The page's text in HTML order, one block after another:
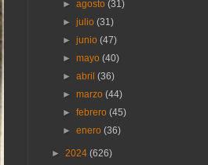
►agosto(31)
►julio(31)
►junio(47)
►mayo(40)
►abril(36)
►marzo(44)
►febrero(45)
►enero(36)
► 2024 (626)